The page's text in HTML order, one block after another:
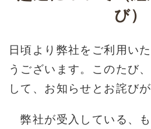
び）
日頃より弊社をご利用い
うございます。このたび
して、お知らせとお詫び
弊社が受入している、